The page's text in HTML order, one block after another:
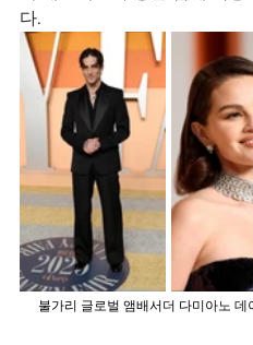
다.
불가리 글로벌 앰배서더 다미아노 데